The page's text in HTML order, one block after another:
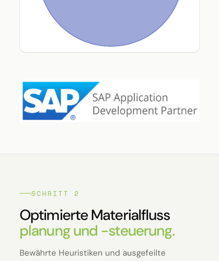
SCHRITT 2
Optimierte Material­fluss­
planung und -steuerung.
Bewährte Heuristiken und ausgefeilte